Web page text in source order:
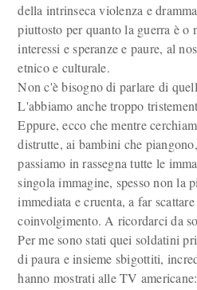
della intrinseca violenza e
piuttosto per quanto la guerra è
interessi e speranze e paure, al
etnico e culturale.
Non c'è bisogno di parlare di
L'abbiamo anche troppo
Eppure, ecco che mentre
distrutte, ai bambini che
passiamo in rassegna tutte le
singola immagine, spesso non la
immediata e cruenta, a far
coinvolgimento. A ricordarci da
Per me sono stati quei soldatini
di paura e insieme sbigottiti,
hanno mostrati alle TV